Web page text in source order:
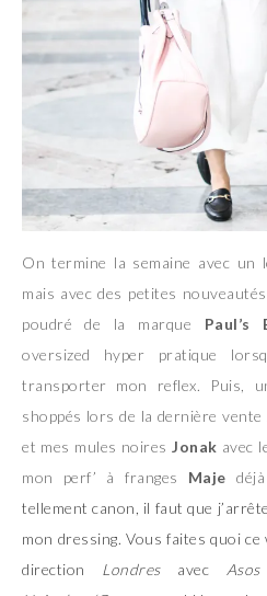
On termine la semaine avec un
mais avec des petites
poudré de la marque Paul’s
oversized hyper pratique
transporter mon reflex. Puis,
shoppés lors de la dernière vente
et mes mules noires Jonak avec
mon perf’ à franges Maje
tellement canon, il faut que
mon dressing. Vous faites quoi ce
direction Londresavec Asos